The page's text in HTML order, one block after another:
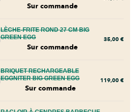
Sur commande
LÈCHE-FRITE ROND 27 CM BIG
GREEN EGG
Sur commande
35,00 €
BRIQUET RECHARGEABLE
EGGNITER BIG GREEN EGG
Sur commande
119,00 €